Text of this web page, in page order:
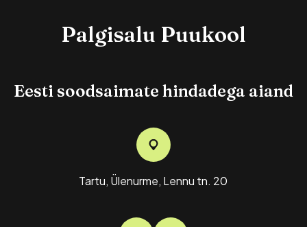
Terveservaline Paju
Hakuro- Nishiki
Palgisalu Puukool
Eesti soodsaimate hindadega aiand
Tartu, Ülenurme, Lennu tn. 20